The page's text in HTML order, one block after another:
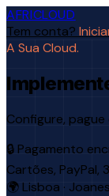
AFRICLOUD
Tem conta?
A Sua Cloud.
Configure,
🔒 Pagamento
Cartões, PayPal,
🌍 Lisboa ·